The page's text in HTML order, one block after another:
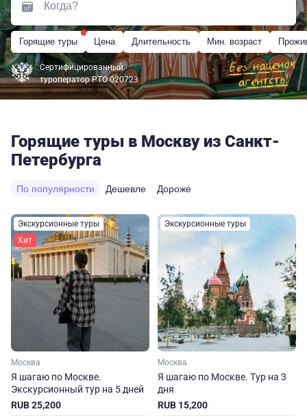
Горящие туры Цена Длительность Мин. возраст
Сертифицированный
туроператор РТО 020723
Горящие туры в Москву из Санкт-
Петербурга
По популярности Дешевле Дороже
Экскурсионные туры
Хит
Москва
Я шагаю по Москве.
Экскурсионный тур на 5 дней
RUB 25,200
Экскурсионные туры
Москва
Я шагаю по Москве. Тур на 3
дня
RUB 15,200